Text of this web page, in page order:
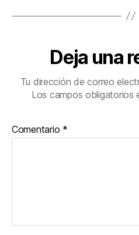
Deja una
Tu dirección de correo
Los campos obligatorios
Comentario *